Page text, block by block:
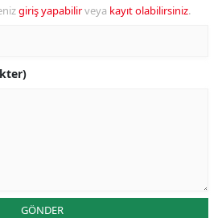
giriş yapabilirveya kayıt olabilirsiniz.
GÖNDER